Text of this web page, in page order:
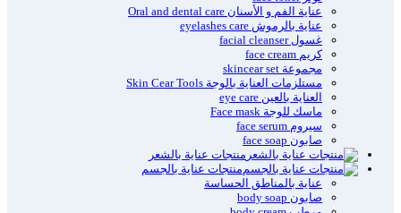
عناية الفم و الأسنان Oral and dental care
عناية بالرموش eyelashes care
غسول facial cleanser
كريم face cream
مجموعة skincear set
مستلزمات العناية بالوجة Skin Cear Tools
العناية بالعين eye care
ماسك للوجة Face mask
سيروم face serum
صابون face soap
منتجات عناية بالشعر
منتجات عناية بالجسم
عناية بالمناطق الحساسة
صابون body soap